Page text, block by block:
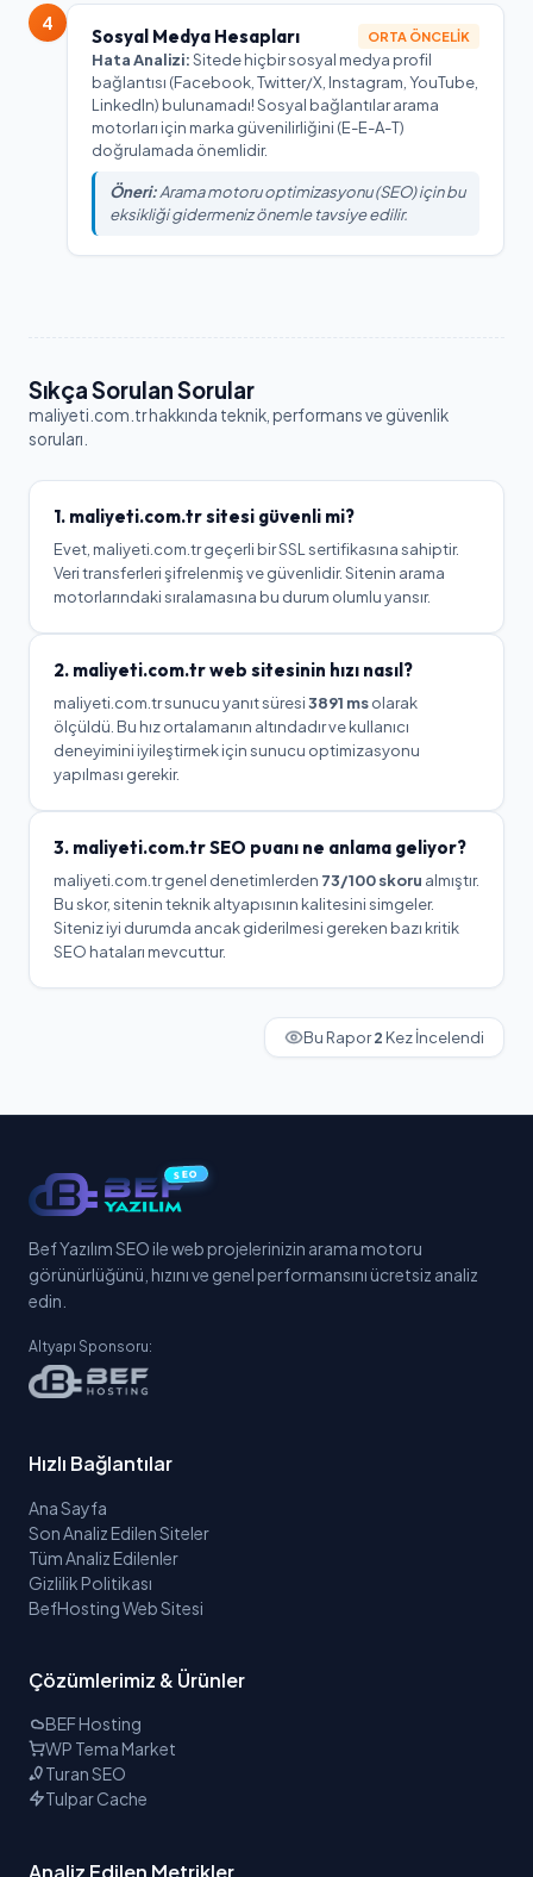
4
Sosyal Medya Hesapları ORTA ÖNCELIK
Hata Analizi:Sitede hiçbir sosyal medya profil
bağlantısı (Facebook, Twitter/X, Instagram, YouTube,
LinkedIn) bulunamadı! Sosyal bağlantılar arama
motorları için marka güvenilirliğini (E-E-A-T)
doğrulamada önemlidir.
Öneri:Arama motoru optimizasyonu (SEO) için bu
eksikliği gidermeniz önemle tavsiye edilir.
Sıkça Sorulan Sorular
maliyeti.com.trhakkında teknik, performans ve güvenlik
soruları.
1. maliyeti.com.trsitesi güvenli mi?
Evet, maliyeti.com.tr geçerli bir SSL sertifikasına sahiptir.
Veri transferleri şifrelenmiş ve güvenlidir. Sitenin arama
motorlarındaki sıralamasına bu durum olumlu yansır.
2. maliyeti.com.trweb sitesinin hızı nasıl?
maliyeti.com.trsunucu yanıt süresi3891 msolarak
ölçüldü. Bu hız ortalamanın altındadır ve kullanıcı
deneyimini iyileştirmek için sunucu optimizasyonu
yapılması gerekir.
3. maliyeti.com.trSEO puanı ne anlama geliyor?
maliyeti.com.trgenel denetimlerden 73/100 skoru almıştır.
Bu skor, sitenin teknik altyapısının kalitesini simgeler.
Siteniz iyi durumda ancak giderilmesi gereken bazı kritik
SEO hataları mevcuttur.
Bu Rapor2 Kez İncelendi
SEO
Bef Yazılım SEO ile web projelerinizin arama motoru
görünürlüğünü, hızını ve genel performansını ücretsiz analiz
edin.
Altyapı Sponsoru:
Hızlı Bağlantılar
Ana Sayfa
Son Analiz Edilen Siteler
Tüm Analiz Edilenler
Gizlilik Politikası
BefHosting Web Sitesi
Çözümlerimiz & Ürünler
BEF Hosting
WP Tema Market
Turan SEO
Tulpar Cache
Analiz Edilen Metrikler